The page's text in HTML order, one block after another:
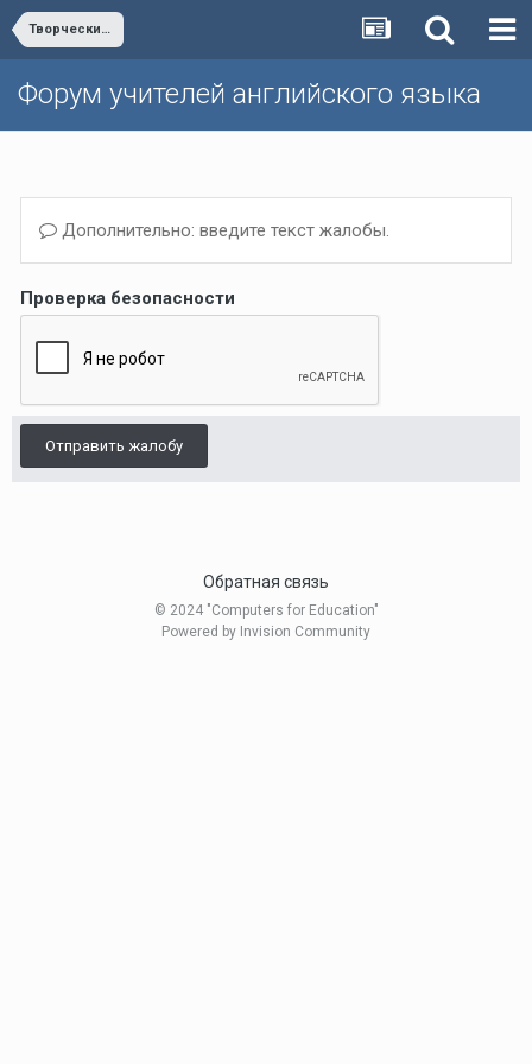
Творческий конкурс
Форум учителей английского языка
Дополнительно: введите текст жалобы.
Проверка безопасности
Отправить жалобу
Обратная связь
© 2024 "Computers for Education"
Powered by Invision Community